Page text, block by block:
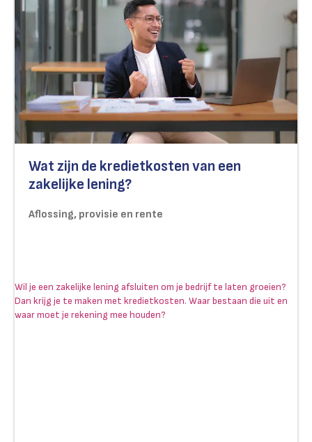
Wat zijn de kredietkosten van een
zakelijke lening?
Aflossing, provisie en rente
Wil je een zakelijke lening afsluiten om je bedrijf te laten groeien?
Dan krijg je te maken met kredietkosten. Waar bestaan die uit en
waar moet je rekening mee houden?